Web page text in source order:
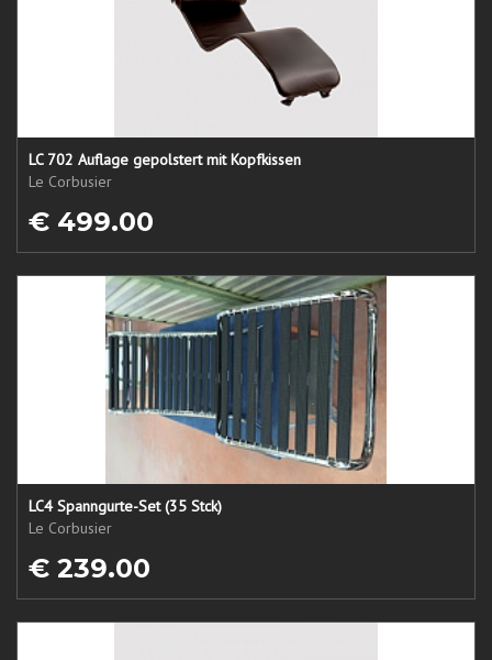
LC 702 Auflage gepolstert mit Kopfkissen
Le Corbusier
€ 499.00
LC4 Spanngurte-Set (35 Stck)
Le Corbusier
€ 239.00